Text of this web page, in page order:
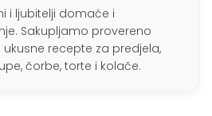
i ljubitelji domaće i
Sakupljamo provereno
recepte za predjela,
čorbe, torte i kolače.